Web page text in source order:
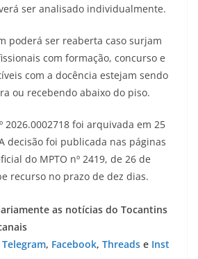
ser analisado individualmente.
poderá ser reaberta caso surjam
com formação, concurso e
com a docência estejam sendo
ou recebendo abaixo do piso.
2026.0002718 foi arquivada em 25
decisão foi publicada nas páginas
do MPTO nº 2419, de 26 de
recurso no prazo de dez dias.
as notícias do Tocantins
Telegram, Facebook, Threads e Inst